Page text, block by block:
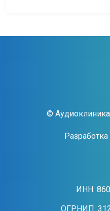
©
Разработка
ИНН:
ОГРНИП: